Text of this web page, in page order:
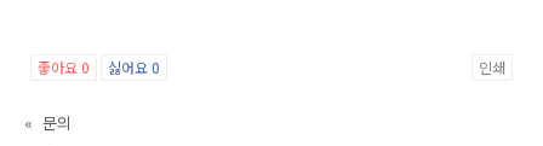
좋아요 0 싫어요0 인쇄
« 문의